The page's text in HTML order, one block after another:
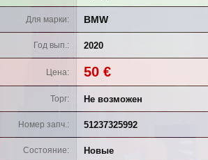
Для марки BMW
Год вып. 2020
Цена 50 €
Торг Не возможен
Номер запч. 51237325992
Состояние Новые